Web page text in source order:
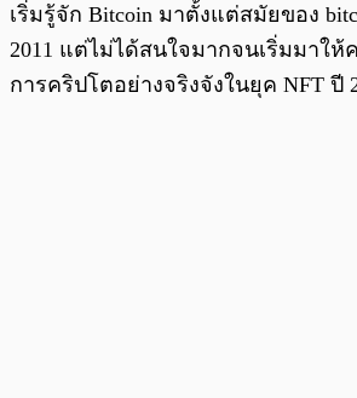
เริ่มรู้จัก Bitcoin มาตั้งแต่สมัยของ
2011 แต่ไม่ได้สนใจมากจนเริ่มมาให้
การคริปโตอย่างจริงจังในยุค NFT ปี